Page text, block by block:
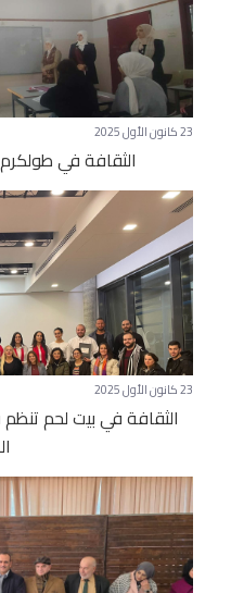
23 كانون الأول 2025
الثقافة في
23 كانون الأول 2025
الثقافة في بيت لحم تنظم